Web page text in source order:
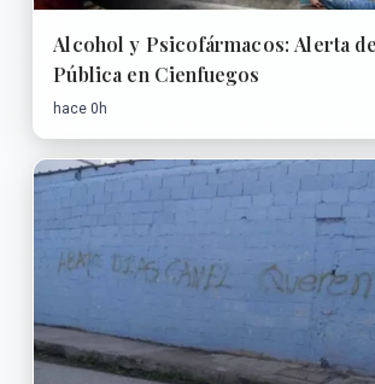
Alcohol y Psicofármacos: Alerta
Pública en Cienfuegos
hace 0h